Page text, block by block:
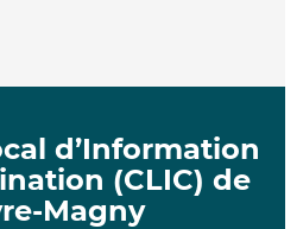
d’Information
(CLIC) de
Magny